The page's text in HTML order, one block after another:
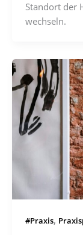
Standort der
wechseln.
#Praxis,